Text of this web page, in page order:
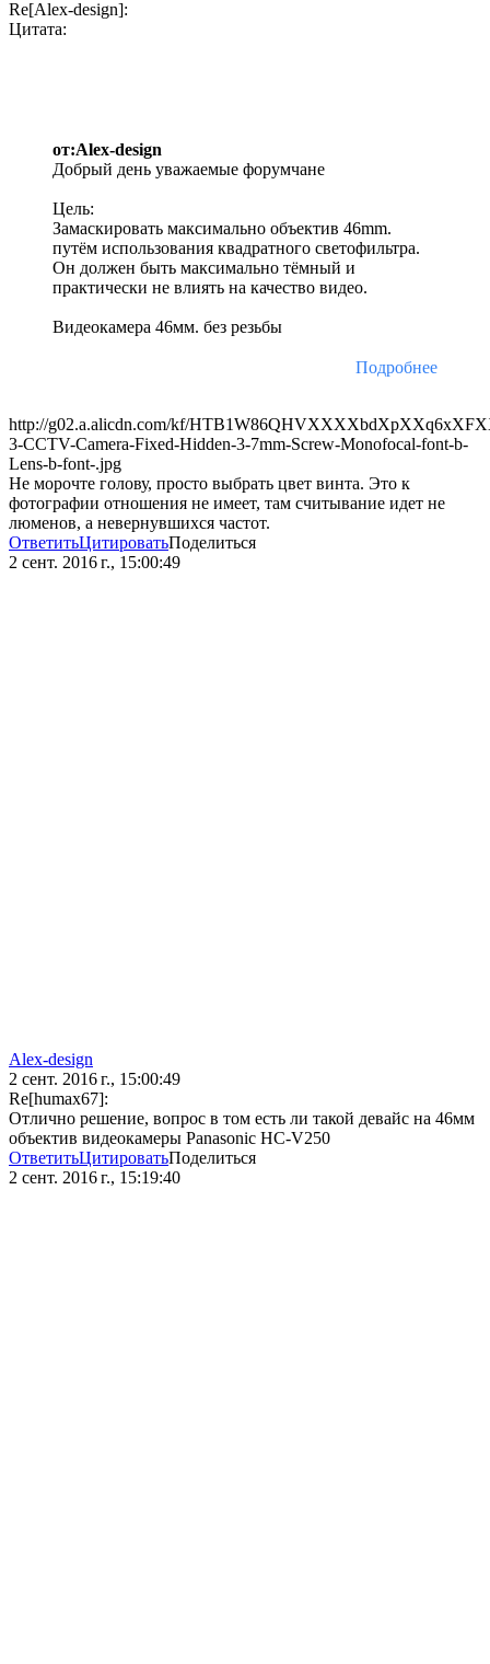
Re[Alex-design]:
Цитата:
от:Alex-design
Добрый день уважаемые форумчане
Цель:
Замаскировать максимально объектив 46mm.
путём использования квадратного светофильтра.
Он должен быть максимально тёмный и
практически не влиять на качество видео.
Видеокамера 46мм. без резьбы
Подробнее
http://g02.a.alicdn.com/kf/
3-CCTV-Camera-Fixed-Hidden-3-7mm-Screw-Monofocal-font-b-
Lens-b-font-.jpg
Не морочте голову, просто выбрать цвет винта. Это к
фотографии отношения не имеет, там считывание идет не
люменов, а невернувшихся частот.
ОтветитьЦитироватьПоделиться
2 сент. 2016 г., 15:00:49
Alex-design
2 сент. 2016 г., 15:00:49
Re[humax67]:
Отлично решение, вопрос в том есть ли такой девайс на 46мм
объектив видеокамеры Panasonic HC-V250
ОтветитьЦитироватьПоделиться
2 сент. 2016 г., 15:19:40